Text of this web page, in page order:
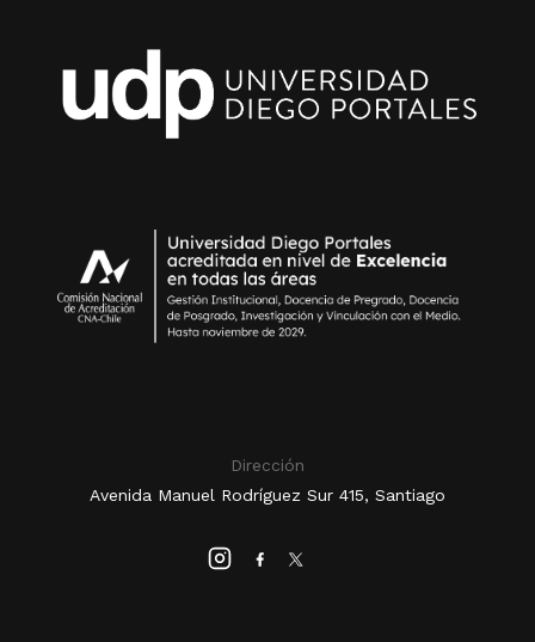
Dirección
Avenida Manuel Rodríguez Sur 415, Santiago